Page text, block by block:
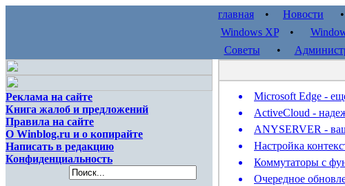
главная • Новости
Windows XP•
Советы •
Реклама на сайте
Книга жалоб и предложений
Правила на сайте
О Winblog.ru и о копирайте
Написать в редакцию
Конфиденциальность
Microsoft Edge -
ActiveCloud -
ANYSERVER -
Настройка
Коммутаторы с
Очередное